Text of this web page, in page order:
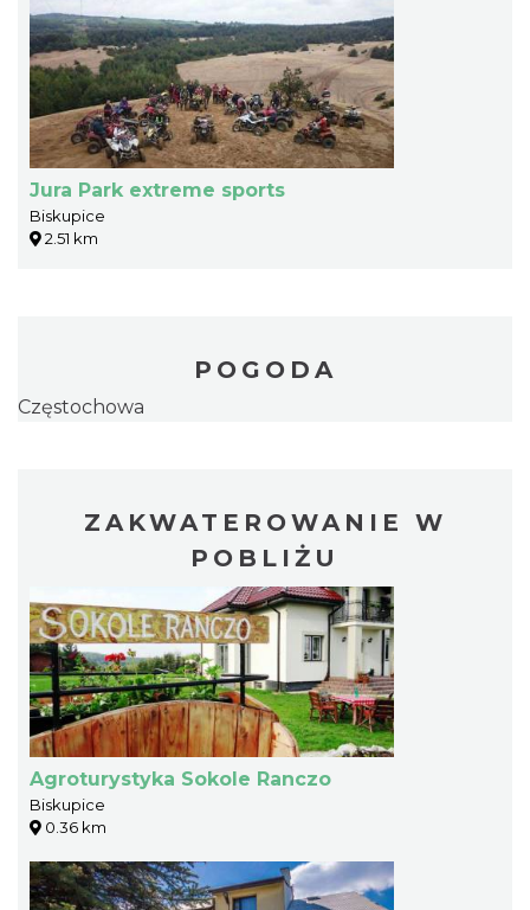
Jura Park extreme sports
Biskupice
2.51 km
POGODA
Częstochowa
ZAKWATEROWANIE W
POBLIŻU
Agroturystyka Sokole Ranczo
Biskupice
0.36 km